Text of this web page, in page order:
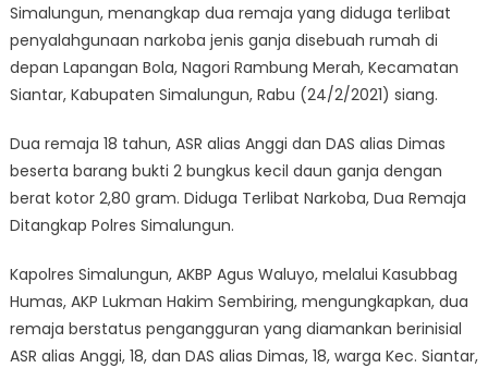
Simalungun, menangkap dua remaja yang diduga terlibat
penyalahgunaan narkoba jenis ganja disebuah rumah di
depan Lapangan Bola, Nagori Rambung Merah, Kecamatan
Siantar, Kabupaten Simalungun, Rabu (24/2/2021) siang.
Dua remaja 18 tahun, ASR alias Anggi dan DAS alias Dimas
beserta barang bukti 2 bungkus kecil daun ganja dengan
berat kotor 2,80 gram. Diduga Terlibat Narkoba, Dua Remaja
Ditangkap Polres Simalungun.
Kapolres Simalungun, AKBP Agus Waluyo, melalui Kasubbag
Humas, AKP Lukman Hakim Sembiring, mengungkapkan, dua
remaja berstatus pengangguran yang diamankan berinisial
ASR alias Anggi, 18, dan DAS alias Dimas, 18, warga Kec. Siantar,